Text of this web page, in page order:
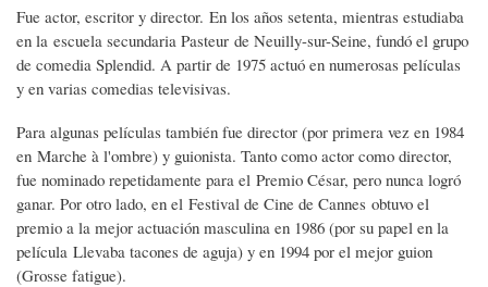
Fue actor, escritor y director. En los años setenta, mientras estudiaba
en la escuela secundaria Pasteur de Neuilly-sur-Seine, fundó el grupo
de comedia Splendid. A partir de 1975 actuó en numerosas películas
y en varias comedias televisivas.
Para algunas películas también fue director (por primera vez en 1984
en Marche à l'ombre) y guionista. Tanto como actor como director,
fue nominado repetidamente para el Premio César, pero nunca logró
ganar. Por otro lado, en el Festival de Cine de Cannes obtuvo el
premio a la mejor actuación masculina en 1986 (por su papel en la
película Llevaba tacones de aguja) y en 1994 por el mejor guion
(Grosse fatigue).